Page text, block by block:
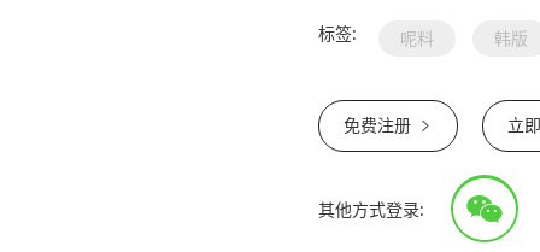
标签: 呢料 韩版
免费注册 立
其他方式登录: